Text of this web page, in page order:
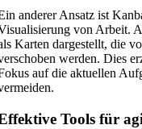
anderer Ansatz ist
von Arbeit.
Karten dargestellt, die
werden. Dies
auf die aktuellen
Tools für